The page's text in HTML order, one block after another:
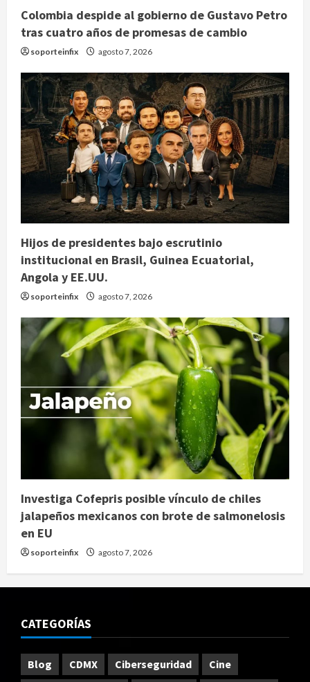
Colombia despide al gobierno de Gustavo Petro
tras cuatro años de promesas de cambio
soporteinfix agosto 7, 2026
Hijos de presidentes bajo escrutinio
institucional en Brasil, Guinea Ecuatorial,
Angola y EE.UU.
soporteinfix agosto 7, 2026
Investiga Cofepris posible vínculo de chiles
jalapeños mexicanos con brote de salmonelosis
en EU
soporteinfix agosto 7, 2026
CATEGORÍAS
Blog CDMX Ciberseguridad
Cine